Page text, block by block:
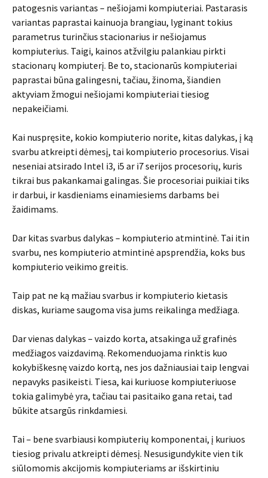
patogesnis variantas – nešiojami kompiuteriai. Pastarasis
variantas paprastai kainuoja brangiau, lyginant tokius
parametrus turinčius stacionarius ir nešiojamus
kompiuterius. Taigi, kainos atžvilgiu palankiau pirkti
stacionarų kompiuterį. Be to, stacionarūs kompiuteriai
paprastai būna galingesni, tačiau, žinoma, šiandien
aktyviam žmogui nešiojami kompiuteriai tiesiog
nepakeičiami.
Kai nuspręsite, kokio kompiuterio norite, kitas dalykas, į ką
svarbu atkreipti dėmesį, tai kompiuterio procesorius. Visai
neseniai atsirado Intel i3, i5 ar i7 serijos procesorių, kuris
tikrai bus pakankamai galingas. Šie procesoriai puikiai tiks
ir darbui, ir kasdieniams einamiesiems darbams bei
žaidimams.
Dar kitas svarbus dalykas – kompiuterio atmintinė. Tai itin
svarbu, nes kompiuterio atmintinė apsprendžia, koks bus
kompiuterio veikimo greitis.
Taip pat ne ką mažiau svarbus ir kompiuterio kietasis
diskas, kuriame saugoma visa jums reikalinga medžiaga.
Dar vienas dalykas – vaizdo korta, atsakinga už grafinės
medžiagos vaizdavimą. Rekomenduojama rinktis kuo
kokybiškesnę vaizdo kortą, nes jos dažniausiai taip lengvai
nepavyks pasikeisti. Tiesa, kai kuriuose kompiuteriuose
tokia galimybė yra, tačiau tai pasitaiko gana retai, tad
būkite atsargūs rinkdamiesi.
Tai – bene svarbiausi kompiuterių komponentai, į kuriuos
tiesiog privalu atkreipti dėmesį. Nesusigundykite vien tik
siūlomomis akcijomis kompiuteriams ar išskirtiniu